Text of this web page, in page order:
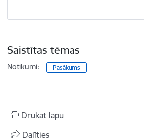
Saistītas tēmas
Notikumi: Pasākums
Drukāt lapu
Dalīties